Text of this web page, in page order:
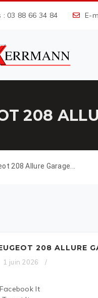
03 88 66 34 84 E-
208
208 Allure Garage...
208 ALLURE
1 juin 2026 /
Facebook It